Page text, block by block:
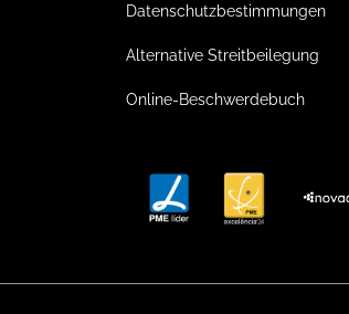
Datenschutzbestimmungen
Alternative Streitbeilegung
Online-Beschwerdebuch